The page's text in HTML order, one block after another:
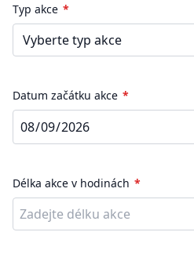
Typ akce
Datum začátku akce
Délka akce v hodinách